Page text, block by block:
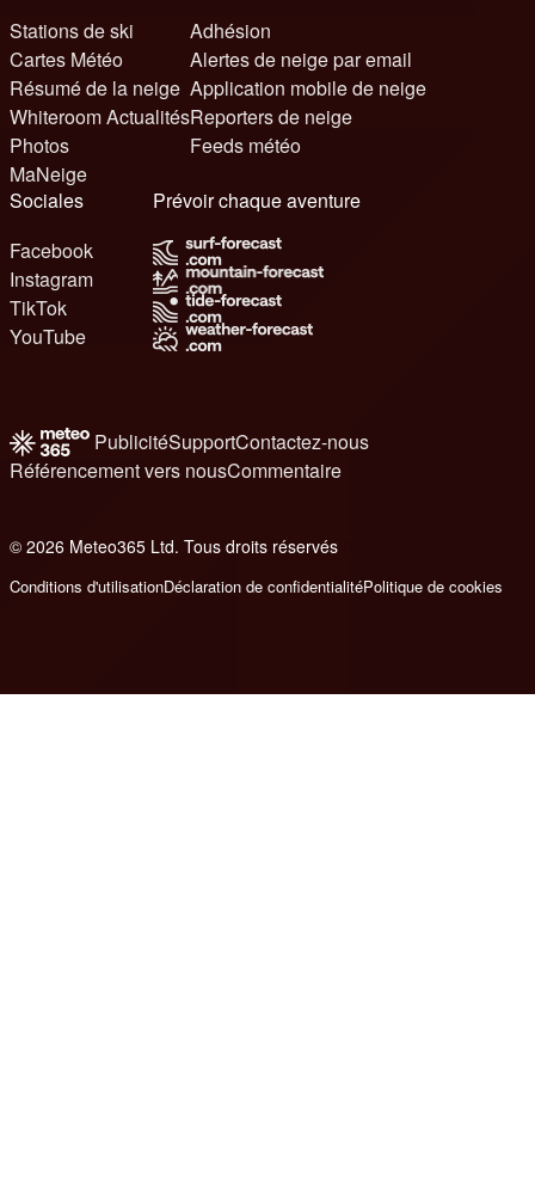
Stations de ski
Cartes Météo
Résumé de la neige
Whiteroom Actualités
Photos
MaNeige
Adhésion
Alertes de neige par email
Application mobile de neige
Reporters de neige
Feeds météo
Sociales
Facebook
Instagram
TikTok
YouTube
Prévoir chaque aventure
PublicitéSupportContactez-nous
Référencement vers nousCommentaire
© 2026 Meteo365 Ltd. Tous droits réservés
Conditions d'utilisationDéclaration de confidentialitéPolitique de cookies